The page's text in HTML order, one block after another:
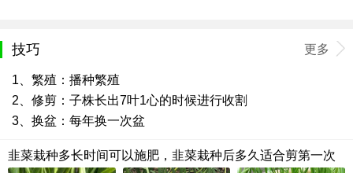
技巧 更多
1、繁殖：播种繁殖
2、修剪：子株长出7叶1心的时候进行收割
3、换盆：每年换一次盆
韭菜栽种多长时间可以施肥，韭菜栽种后多久适合剪第一次